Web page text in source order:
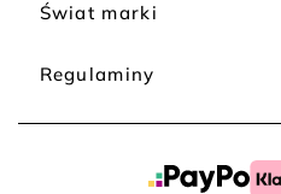
Świat marki
Regulaminy